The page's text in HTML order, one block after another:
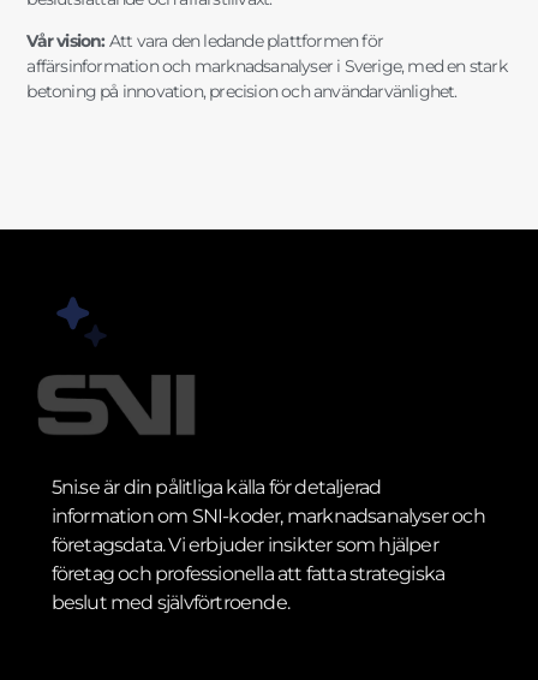
Vår vision: Att vara den ledande plattformen för
affärsinformation och marknadsanalyser i Sverige, med en stark
betoning på innovation, precision och användarvänlighet.
5ni.se är din pålitliga källa för detaljerad
information om SNI-koder, marknadsanalyser och
företagsdata. Vi erbjuder insikter som hjälper
företag och professionella att fatta strategiska
beslut med självförtroende.